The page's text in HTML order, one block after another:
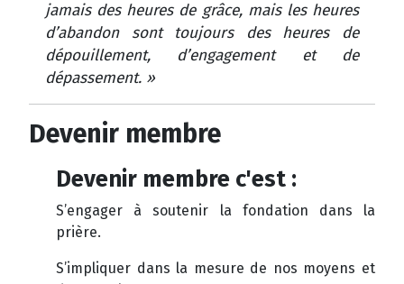
jamais des heures de grâce, mais les heures
d’abandon sont toujours des heures de
dépouillement, d’engagement et de
dépassement. »
Devenir membre
Devenir membre c'est :
S’engager à soutenir la fondation dans la
prière.
S’impliquer dans la mesure de nos moyens et